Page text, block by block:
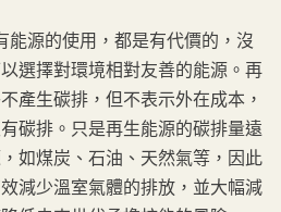
源的使用，都是有代價的，沒
選擇對環境相對友善的能源。再
產生碳排，但不表示外在成本，
碳排。只是再生能源的碳排量遠
如煤炭、石油、天然氣等，因此
減少溫室氣體的排放，並大幅減